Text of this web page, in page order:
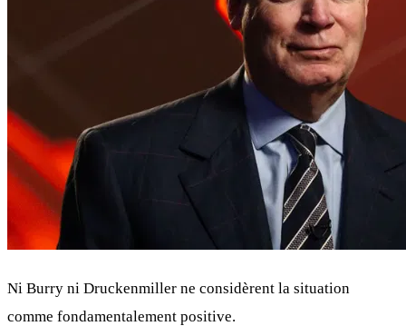
Ni Burry ni Druckenmiller ne considèrent la situation
comme fondamentalement positive.